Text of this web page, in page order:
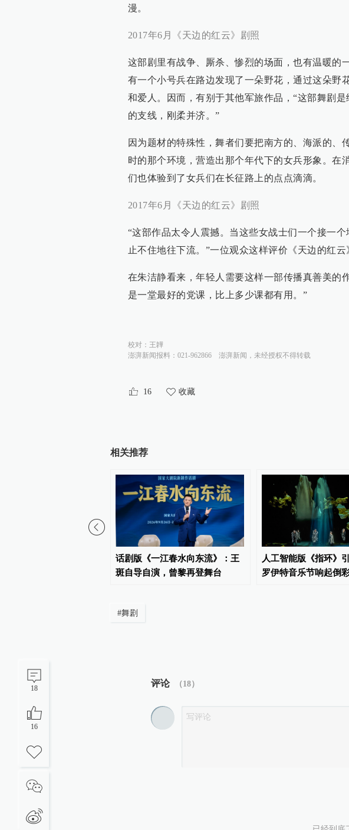
18
16
漫。
2017年6月《天边的红云》剧照
这部剧里有战争、厮杀、惨烈的场面，也有温暖的
有一个小号兵在路边发现了一朵野花，通过这朵野
和爱人。因而，有别于其他军旅作品，“这部舞剧
的支线，刚柔并济。”
因为题材的特殊性，舞者们要把南方的、海派的、
时的那个环境，营造出那个年代下的女兵形象。在
们也体验到了女兵们在长征路上的点点滴滴。
2017年6月《天边的红云》剧照
“这部作品太令人震撼。当这些女战士们一个接一
止不住地往下流。”一位观众这样评价《天边的红云
在朱洁静看来，年轻人需要这样一部传播真善美的
是一堂最好的党课，比上多少课都有用。”
校对： 王韡
澎湃新闻报料：021-962866
澎湃新闻，未经授权不得转载
16 收藏
相关推荐
话剧版《一江春水向东流》：王
斑自导自演，曾黎再登舞台
人工智能版《指环》
罗伊特音乐节响起倒
#舞剧
评论 （18）